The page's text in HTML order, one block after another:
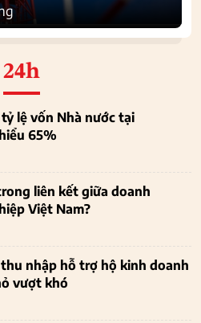
24h
lệ vốn Nhà nước tại
65%
liên kết giữa doanh
Việt Nam?
nhập hỗ trợ hộ kinh doanh
vượt khó